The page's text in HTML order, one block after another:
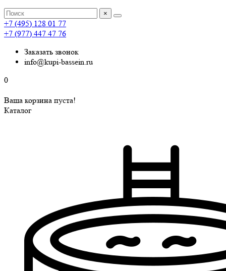
×
+7 (495) 128 01 77
+7 (977) 447 47 76
Заказать звонок
info@kupi-bassein.ru
0
Ваша корзина пуста!
Каталог